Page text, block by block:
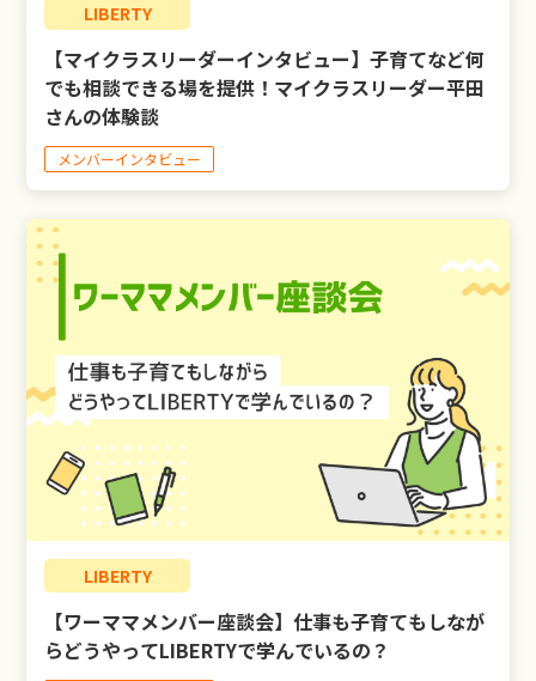
LIBERTY
【マイクラスリーダーインタビュー】子育てなど何
でも相談できる場を提供！マイクラスリーダー平田
さんの体験談
メンバーインタビュー
LIBERTY
【ワーママメンバー座談会】仕事も子育てもしなが
らどうやってLIBERTYで学んでいるの？